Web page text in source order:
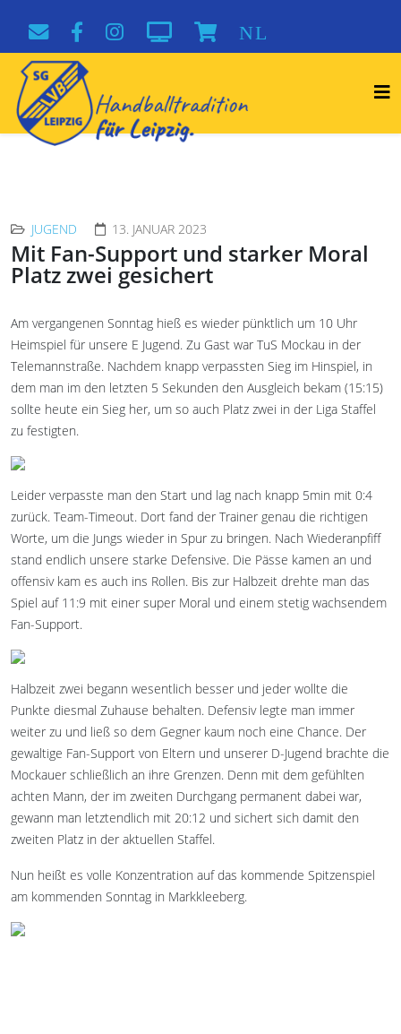
NL
JUGEND 13. JANUAR 2023
Mit Fan-Support und starker Moral
Platz zwei gesichert
Am vergangenen Sonntag hieß es wieder pünktlich um 10 Uhr
Heimspiel für unsere E Jugend. Zu Gast war TuS Mockau in der
Telemannstraße. Nachdem knapp verpassten Sieg im Hinspiel, in
dem man im den letzten 5 Sekunden den Ausgleich bekam (15:15)
sollte heute ein Sieg her, um so auch Platz zwei in der Liga Staffel
zu festigten.
Leider verpasste man den Start und lag nach knapp 5min mit 0:4
zurück. Team-Timeout. Dort fand der Trainer genau die richtigen
Worte, um die Jungs wieder in Spur zu bringen. Nach Wiederanpfiff
stand endlich unsere starke Defensive. Die Pässe kamen an und
offensiv kam es auch ins Rollen. Bis zur Halbzeit drehte man das
Spiel auf 11:9 mit einer super Moral und einem stetig wachsendem
Fan-Support.
Halbzeit zwei begann wesentlich besser und jeder wollte die
Punkte diesmal Zuhause behalten. Defensiv legte man immer
weiter zu und ließ so dem Gegner kaum noch eine Chance. Der
gewaltige Fan-Support von Eltern und unserer D-Jugend brachte die
Mockauer schließlich an ihre Grenzen. Denn mit dem gefühlten
achten Mann, der im zweiten Durchgang permanent dabei war,
gewann man letztendlich mit 20:12 und sichert sich damit den
zweiten Platz in der aktuellen Staffel.
Nun heißt es volle Konzentration auf das kommende Spitzenspiel
am kommenden Sonntag in Markkleeberg.